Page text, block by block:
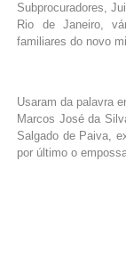
Subprocuradores,
Rio de Janeiro,
familiares do novo
Usaram da palavra
Marcos José da
Salgado de Paiva,
por último o